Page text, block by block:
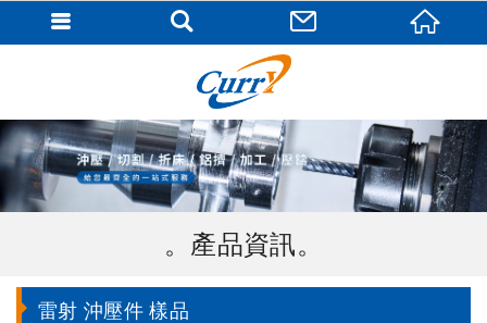
產品資訊
雷射 沖壓件 樣品